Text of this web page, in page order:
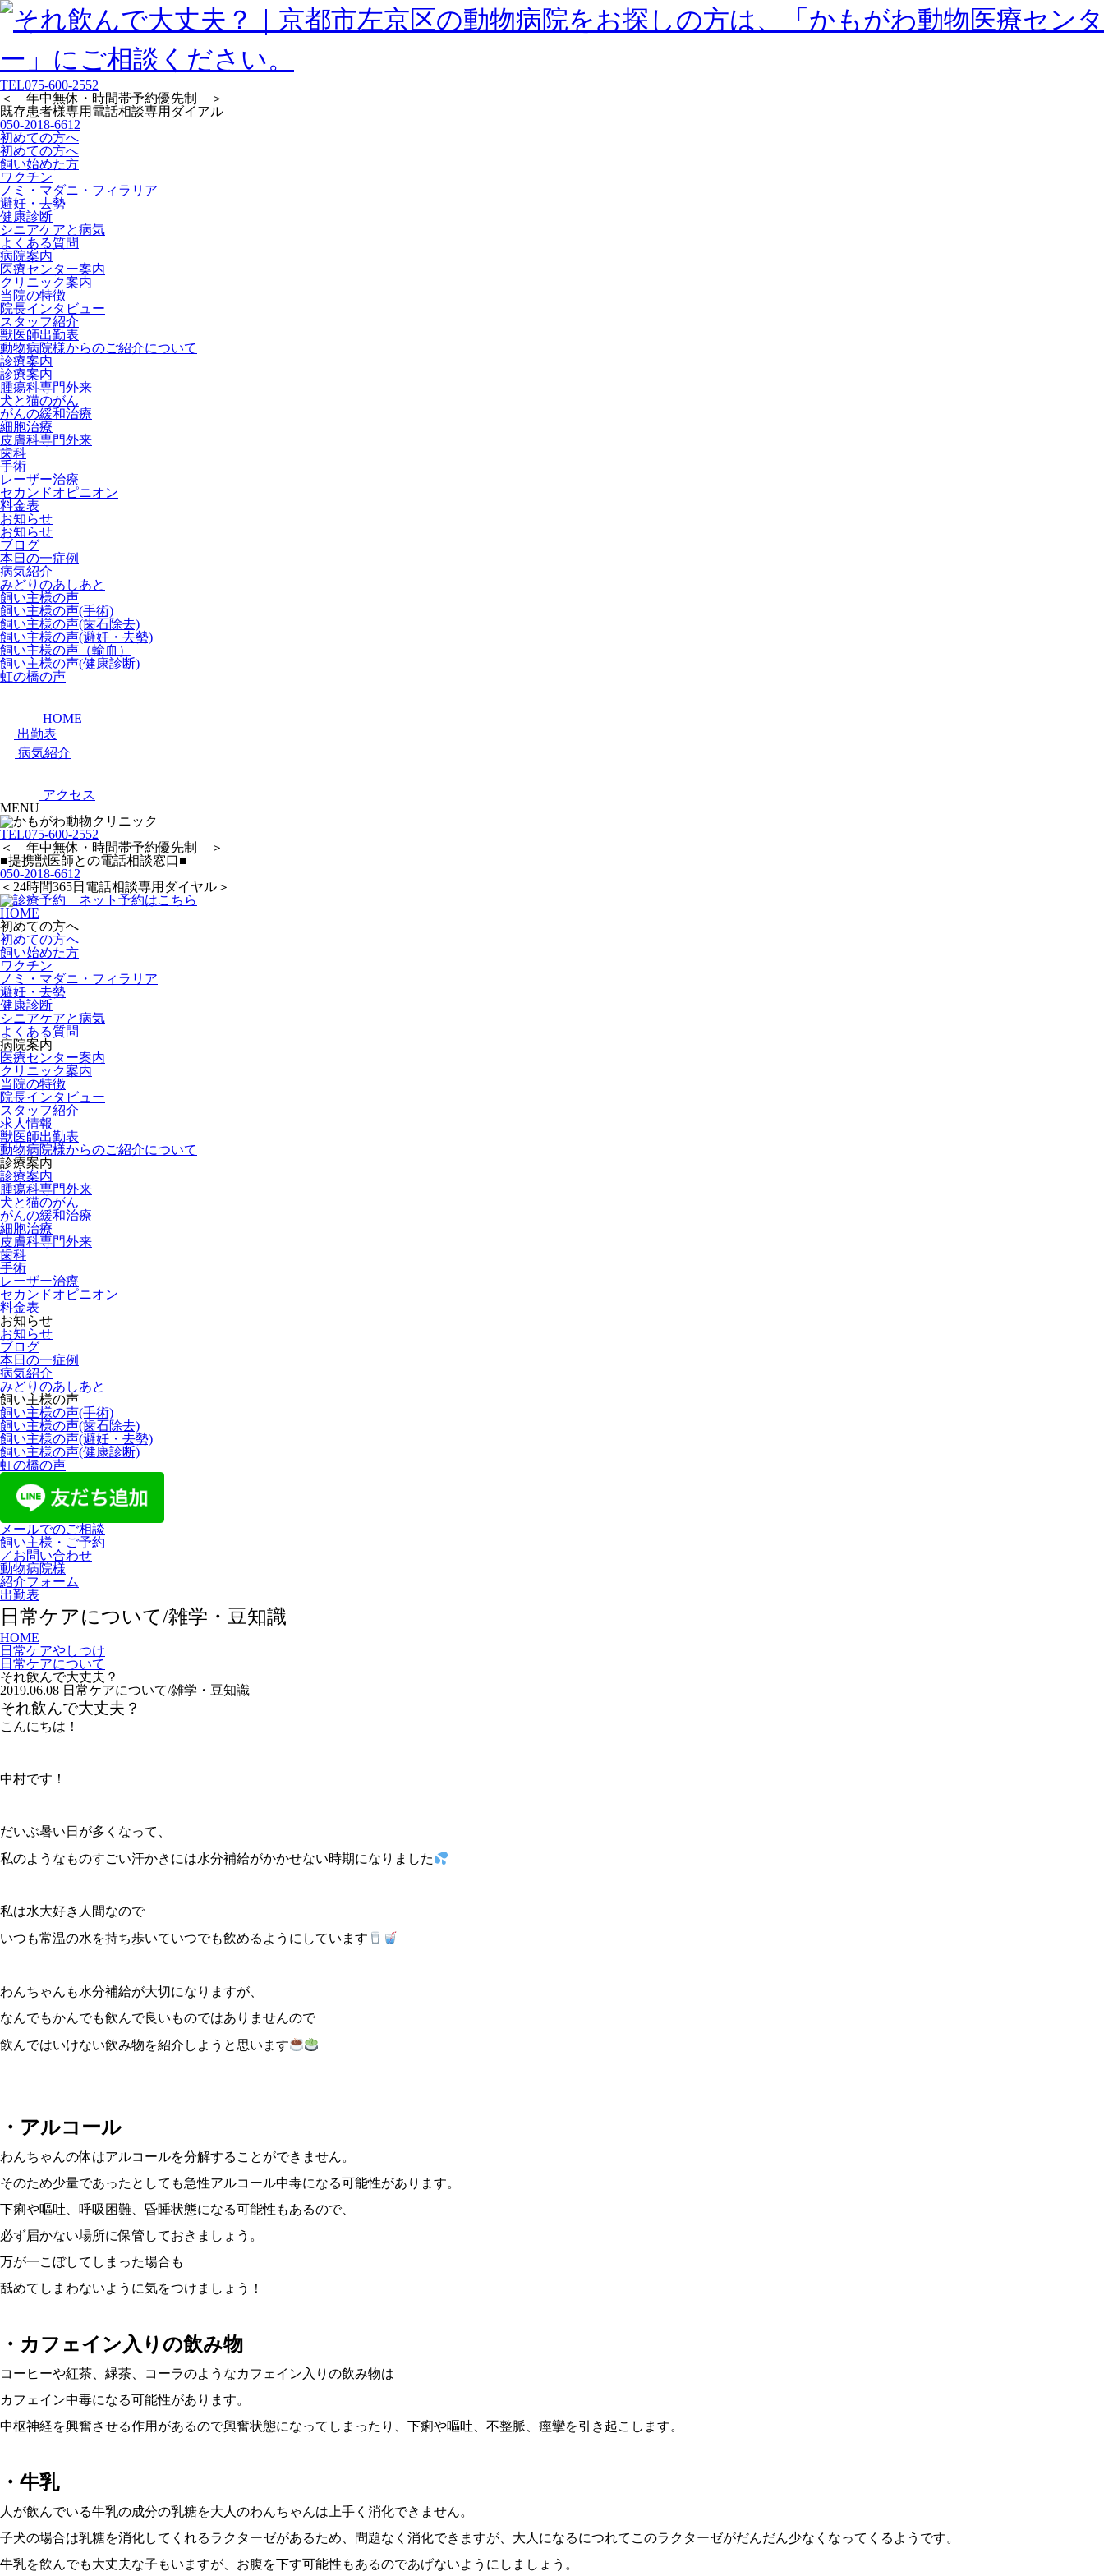
TEL075-600-2552
＜ 年中無休・時間帯予約優先制 ＞
既存患者様専用 電話相談専用ダイアル
050-2018-6612
初めての方へ
初めての方へ
飼い始めた方
ワクチン
ノミ・マダニ・フィラリア
避妊・去勢
健康診断
シニアケアと病気
よくある質問
病院案内
医療センター案内
クリニック案内
当院の特徴
院長インタビュー
スタッフ紹介
獣医師出勤表
動物病院様からのご紹介について
診療案内
診療案内
腫瘍科専門外来
犬と猫のがん
がんの緩和治療
細胞治療
皮膚科専門外来
歯科
手術
レーザー治療
セカンドオピニオン
料金表
お知らせ
お知らせ
ブログ
本日の一症例
病気紹介
みどりのあしあと
飼い主様の声
飼い主様の声(手術)
飼い主様の声(歯石除去)
飼い主様の声(避妊・去勢)
飼い主様の声（輸血）
飼い主様の声(健康診断)
虹の橋の声
HOME
出勤表
病気紹介
アクセス
MENU
TEL075-600-2552
＜ 年中無休・時間帯予約優先制 ＞
■提携獣医師との電話相談窓口■
050-2018-6612
＜24時間365日電話相談専用ダイヤル＞
HOME
初めての方へ
初めての方へ
飼い始めた方
ワクチン
ノミ・マダニ・フィラリア
避妊・去勢
健康診断
シニアケアと病気
よくある質問
病院案内
医療センター案内
クリニック案内
当院の特徴
院長インタビュー
スタッフ紹介
求人情報
獣医師出勤表
動物病院様からのご紹介について
診療案内
診療案内
腫瘍科専門外来
犬と猫のがん
がんの緩和治療
細胞治療
皮膚科専門外来
歯科
手術
レーザー治療
セカンドオピニオン
料金表
お知らせ
お知らせ
ブログ
本日の一症例
病気紹介
みどりのあしあと
飼い主様の声
飼い主様の声(手術)
飼い主様の声(歯石除去)
飼い主様の声(避妊・去勢)
飼い主様の声(健康診断)
虹の橋の声
メールでのご相談
飼い主様・ご予約
／お問い合わせ
動物病院様
紹介フォーム
出勤表
日常ケアについて/雑学・豆知識
HOME
日常ケアやしつけ
日常ケアについて
それ飲んで大丈夫？
2019.06.08 日常ケアについて/雑学・豆知識
それ飲んで大丈夫？
こんにちは！
中村です！
だいぶ暑い日が多くなって、
私のようなものすごい汗かきには水分補給がかかせない時期になりました
私は水大好き人間なので
いつも常温の水を持ち歩いていつでも飲めるようにしています
わんちゃんも水分補給が大切になりますが、
なんでもかんでも飲んで良いものではありませんので
飲んではいけない飲み物を紹介しようと思います
・アルコール
わんちゃんの体はアルコールを分解することができません。
そのため少量であったとしても急性アルコール中毒になる可能性があります。
下痢や嘔吐、呼吸困難、昏睡状態になる可能性もあるので、
必ず届かない場所に保管しておきましょう。
万が一こぼしてしまった場合も
舐めてしまわないように気をつけましょう！
・カフェイン入りの飲み物
コーヒーや紅茶、緑茶、コーラのようなカフェイン入りの飲み物は
カフェイン中毒になる可能性があります。
中枢神経を興奮させる作用があるので興奮状態になってしまったり、下痢や嘔吐、不整脈、痙攣を引き起こします。
・牛乳
人が飲んでいる牛乳の成分の乳糖を大人のわんちゃんは上手く消化できません。
子犬の場合は乳糖を消化してくれるラクターゼがあるため、問題なく消化できますが、大人になるにつれてこのラクターゼがだんだん少なくなってくるようです。
牛乳を飲んでも大丈夫な子もいますが、お腹を下す可能性もあるのであげないようにしましょう。